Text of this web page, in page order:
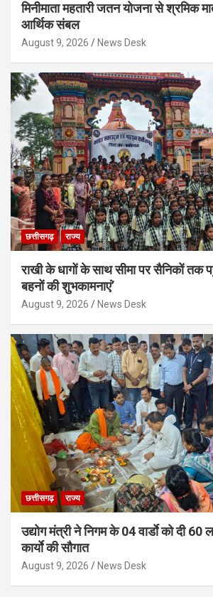
मिनीमाता महतारी जतन योजना से श्रमिक
आर्थिक संबल
August 9, 2026 News Desk
छत्तीसगढ़ राज्य
राखी के धागों के साथ सीमा पर सैनिकों तक
बहनों की शुभकामनाएं’
August 9, 2026 News Desk
छत्तीसगढ़ राज्य
उद्योग मंत्री ने निगम के 04 वार्डाे को दी
कार्याे की सौगात
August 9, 2026 News Desk